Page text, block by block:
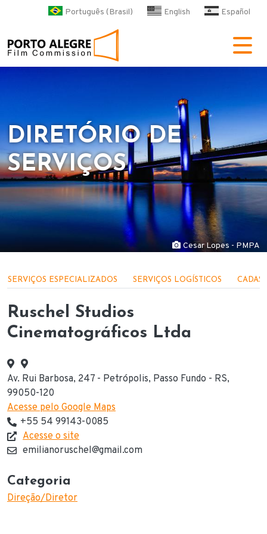
Pular para o conteúdo
Português (Brasil) English Español
POA Film Commission
DIRETÓRIO DE
SERVIÇOS
Cesar Lopes - PMPA
Menu - Serviços
SERVIÇOS ESPECIALIZADOS SERVIÇOS LOGÍSTICOS
Ruschel Studios
Cinematográficos Ltda
Endereço
Av. Rui Barbosa, 247 - Petrópolis, Passo Fundo - RS,
99050-120
Acesse pelo Google Maps
Telefone(s) de contato
+55 54 99143-0085
Website
Acesse o site
emilianoruschel@gmail.com
Categoria
Direção/Diretor